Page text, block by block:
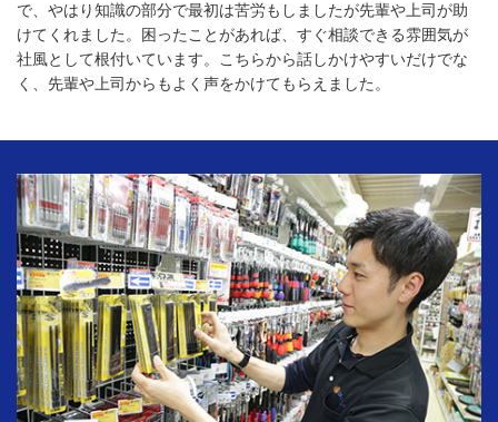
で、やはり知識の部分で最初は苦労もしましたが先輩や上司が助
けてくれました。困ったことがあれば、すぐ相談できる雰囲気が
社風として根付いています。こちらから話しかけやすいだけでな
く、先輩や上司からもよく声をかけてもらえました。